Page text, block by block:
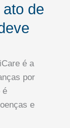
de
é a
por
é
e